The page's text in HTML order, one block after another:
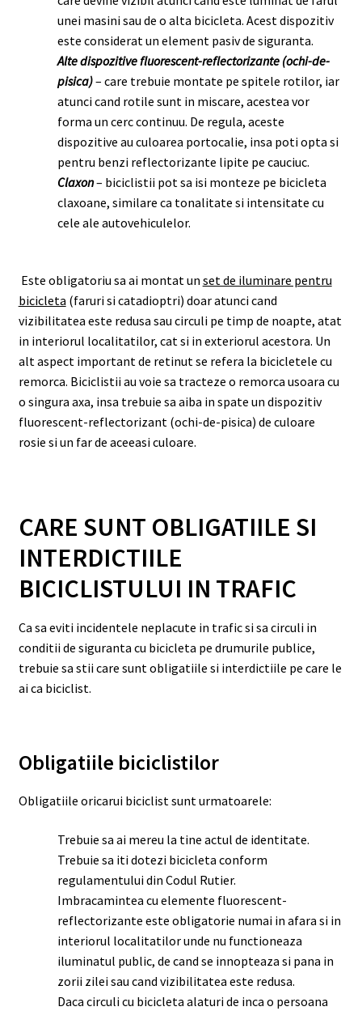
unei masini sau de o alta bicicleta. Acest dispozitiv
este considerat un element pasiv de siguranta.
Alte dispozitive fluorescent-reflectorizante (ochi-de-
pisica)– care trebuie montate pe spitele rotilor, iar
atunci cand rotile sunt in miscare, acestea vor
forma un cerc continuu. De regula, aceste
dispozitive au culoarea portocalie, insa poti opta si
pentru benzi reflectorizante lipite pe cauciuc.
Claxon– biciclistii pot sa isi monteze pe bicicleta
claxoane, similare ca tonalitate si intensitate cu
cele ale autovehiculelor.
Este obligatoriu sa ai montat un set de iluminare pentru
bicicleta (faruri si catadioptri) doar atunci cand
vizibilitatea este redusa sau circuli pe timp de noapte, atat
in interiorul localitatilor, cat si in exteriorul acestora. Un
alt aspect important de retinut se refera la bicicletele cu
remorca. Biciclistii au voie sa tracteze o remorca usoara cu
o singura axa, insa trebuie sa aiba in spate un dispozitiv
fluorescent-reflectorizant (ochi-de-pisica) de culoare
rosie si un far de aceeasi culoare.
CARE SUNT OBLIGATIILE SI
INTERDICTIILE
BICICLISTULUI IN TRAFIC
Ca sa eviti incidentele neplacute in trafic si sa circuli in
conditii de siguranta cu bicicleta pe drumurile publice,
trebuie sa stii care sunt obligatiile si interdictiile pe care le
ai ca biciclist.
Obligatiile biciclistilor
Obligatiile oricarui biciclist sunt urmatoarele:
Trebuie sa ai mereu la tine actul de identitate.
Trebuie sa iti dotezi bicicleta conform
regulamentului din Codul Rutier.
Imbracamintea cu elemente fluorescent-
reflectorizante este obligatorie numai in afara si in
interiorul localitatilor unde nu functioneaza
iluminatul public, de cand se innopteaza si pana in
zorii zilei sau cand vizibilitatea este redusa.
Daca circuli cu bicicleta alaturi de inca o persoana